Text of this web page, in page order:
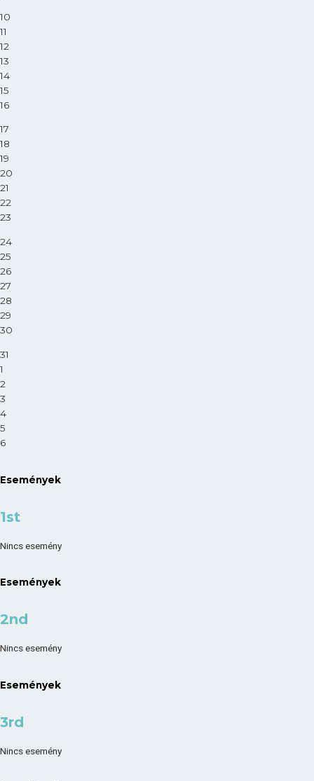
10
11
12
13
14
15
16
17
18
19
20
21
22
23
24
25
26
27
28
29
30
31
1
2
3
4
5
6
Események
1st
Nincs esemény
Események
2nd
Nincs esemény
Események
3rd
Nincs esemény